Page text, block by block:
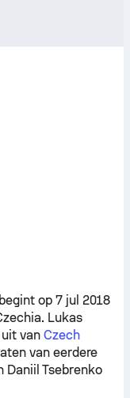
begint op 7 jul 2018
Lukas
van Czech
van eerdere
Daniil Tsebrenko